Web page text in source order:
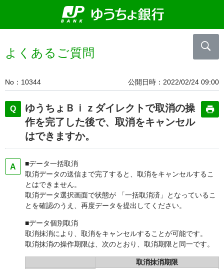
よくあるご質問
No 10344 公開日時 2022/02/24 09:00
ゆうちょＢｉｚダイレクトで取消の操
作を完了した後で、取消をキャンセル
はできますか。
■データ一括取消
取消データの送信まで完了すると、取消をキャンセルするこ
とはできません。
取消データ選択画面で状態が 「一括取消済」となっているこ
とを確認のうえ、再度データを提出してください。
■データ個別取消
取消抹消により、取消をキャンセルすることが可能です。
取消抹消の操作期限は、次のとおり、取消期限と同一です。
取消抹消期限